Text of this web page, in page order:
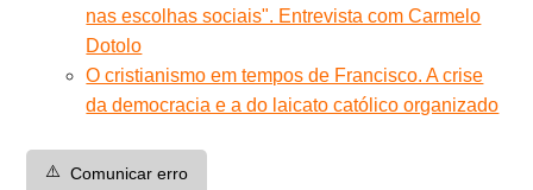
nas escolhas sociais". Entrevista com Carmelo
Dotolo
O cristianismo em tempos de Francisco. A crise
da democracia e a do laicato católico organizado
⚠️ Comunicar erro